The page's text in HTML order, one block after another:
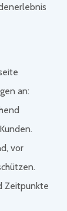
an:
vor
Zeitpunkte